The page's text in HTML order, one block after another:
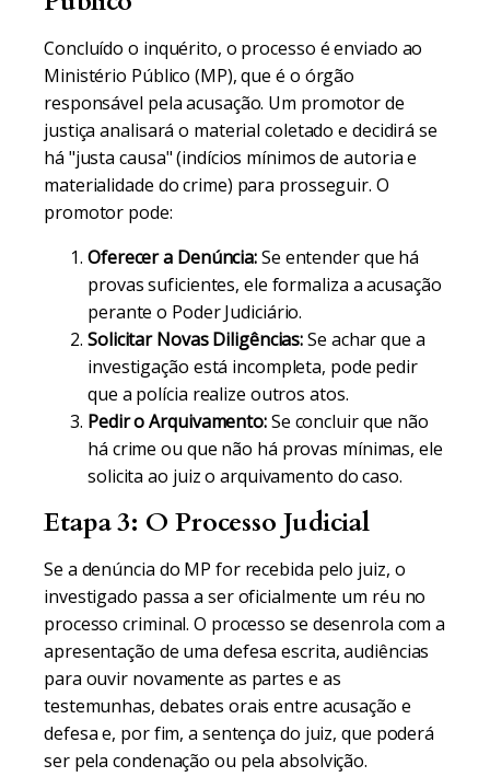
Concluído o inquérito, o processo é enviado ao
Ministério Público (MP), que é o órgão
responsável pela acusação. Um promotor de
justiça analisará o material coletado e decidirá se
há "justa causa" (indícios mínimos de autoria e
materialidade do crime) para prosseguir. O
promotor pode:
Oferecer a Denúncia:Se entender que há
provas suficientes, ele formaliza a acusação
perante o Poder Judiciário.
Solicitar Novas Diligências:Se achar que a
investigação está incompleta, pode pedir
que a polícia realize outros atos.
Pedir o Arquivamento:Se concluir que não
há crime ou que não há provas mínimas, ele
solicita ao juiz o arquivamento do caso.
Etapa 3: O Processo Judicial
Se a denúncia do MP for recebida pelo juiz, o
investigado passa a ser oficialmente um réu no
processo criminal. O processo se desenrola com a
apresentação de uma defesa escrita, audiências
para ouvir novamente as partes e as
testemunhas, debates orais entre acusação e
defesa e, por fim, a sentença do juiz, que poderá
ser pela condenação ou pela absolvição.